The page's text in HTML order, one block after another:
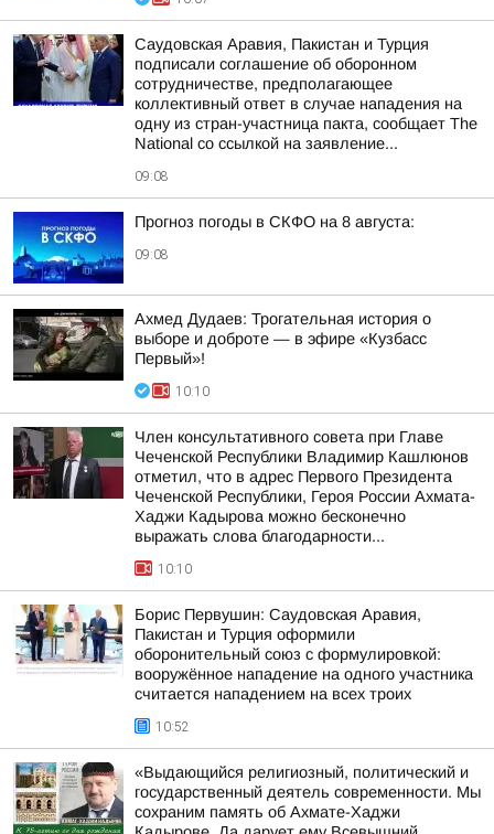
Саудовская Аравия, Пакистан и Турция
подписали соглашение об оборонном
сотрудничестве, предполагающее
коллективный ответ в случае нападения на
одну из стран-участница пакта, сообщает The
National со ссылкой на заявление...
09:08
Прогноз погоды в СКФО на 8 августа:
09:08
Ахмед Дудаев: Трогательная история о
выборе и доброте — в эфире «Кузбасс
Первый»!
10:10
Член консультативного совета при Главе
Чеченской Республики Владимир Кашлюнов
отметил, что в адрес Первого Президента
Чеченской Республики, Героя России Ахмата-
Хаджи Кадырова можно бесконечно
выражать слова благодарности...
10:10
Борис Первушин: Саудовская Аравия,
Пакистан и Турция оформили
оборонительный союз с формулировкой:
вооружённое нападение на одного участника
считается нападением на всех троих
10:52
«Выдающийся религиозный, политический и
государственный деятель современности. Мы
сохраним память об Ахмате-Хаджи